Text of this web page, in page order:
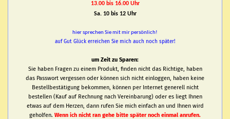
13.00 bis 16.00 Uhr
Sa. 10 bis 12 Uhr
hier sprechen Sie mit mir persönlich!
auf Gut Glück erreichen Sie mich auch noch später!
um Zeit zu Sparen:
Sie haben Fragen zu einem Produkt, finden nicht das Richtige, haben
das Passwort vergessen oder können sich nicht einloggen, haben keine
Bestellbestätigung bekommen, können per Internet generell nicht
bestellen (Kauf auf Rechnung nach Vereinbarung) oder es liegt Ihnen
etwas auf dem Herzen, dann rufen Sie mich einfach an und Ihnen wird
geholfen. Wenn ich nicht ran gehe bitte später noch einmal anrufen.